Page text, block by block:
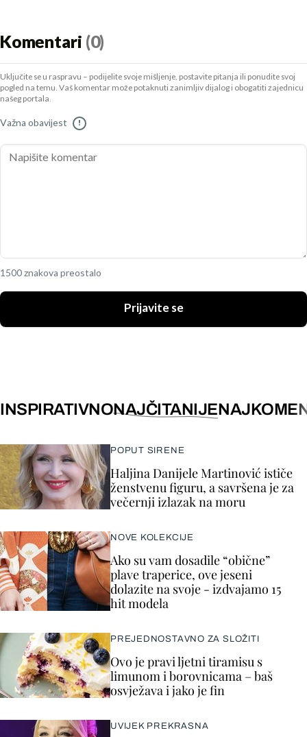
Komentari (0)
Uključite se u raspravu – podijelite svoje mišljenje, postavite pitanja ili ponudite svoj
pogled na temu. Vaš komentar može potaknuti zanimljiv dijalog i obogatiti zajednicu
našeg portala.
Važna obavijest !
1500 znakova preostalo
Prijavite se
INSPIRATIVNONAJČITANIJE
POPUT SIRENE
Haljina Danijele Martinović ističe
ženstvenu figuru, a savršena je za
večernji izlazak na moru
NOVE KOLEKCIJE
Ako su vam dosadile “obične”
plave traperice, ove jeseni
dolazite na svoje - izdvajamo 15
hit modela
PREJEDNOSTAVNO ZA SLOŽITI
Ovo je pravi ljetni tiramisu s
limunom i borovnicama – baš
osvježava i jako je fin
UVIJEK PREKRASNA